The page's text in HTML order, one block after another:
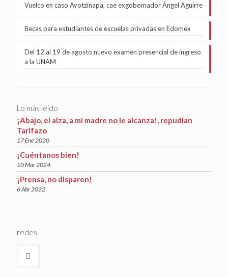
Vuelco en caso Ayotzinapa, cae exgobernador Ángel Aguirre
Becas para estudiantes de escuelas privadas en Edomex
Del 12 al 19 de agosto nuevo examen presencial de ingreso
a la UNAM
Lo más leído
¡Abajo, el alza, a mi madre no le alcanza!, repudian
Tarifazo
17 Ene 2020
¡Cuéntanos bien!
10 Mar 2024
¡Prensa, no disparen!
6 Abr 2022
redes